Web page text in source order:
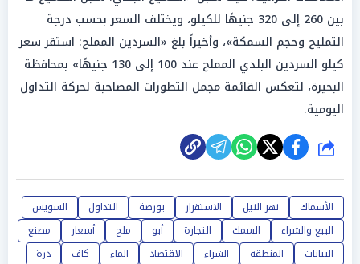
بين 260 إلى 320 جنيهًا للكيلو، ويختلف السعر بحسب درجة
التمليح وحجم السمكة»، وأخيراً بلغ «السردين المملح: استقر سعر
كيلو السردين البلدي المملح عند 100 إلى 130 جنيهًا» بمحافظة
البحيرة، لتعكس القائمة مجمل التطورات المصاحبة لحركة التداول
اليومية.
شارك
الأسماك نهر النيل الاستقرار بورصة التداول
السويس
البيع والشراء
السمك التجارة أبو ملح أسعار
مصنع
البيانات
المنطقة الشراء الاقتصاد الماء كاف
درة